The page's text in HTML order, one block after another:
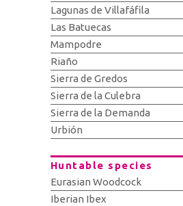
Lagunas de Villafáfila
Las Batuecas
Mampodre
Riaño
Sierra de Gredos
Sierra de la Culebra
Sierra de la Demanda
Urbión
Huntable species
Eurasian Woodcock
Iberian Ibex